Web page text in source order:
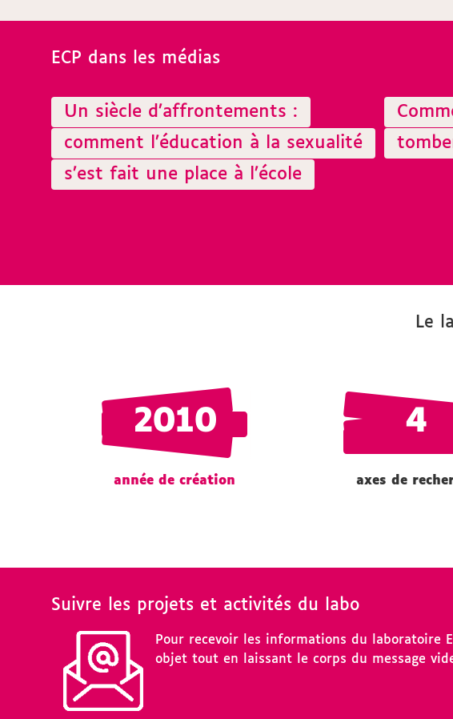
ECP dans les médias
Un siècle d’affrontements :
comment l’éducation à la sexualité
s’est fait une place à l’école
Le
2010
année de création
4
axes de
Suivre les projets et activités du labo
Pour recevoir les informations du laboratoire
objet tout en laissant le corps du message